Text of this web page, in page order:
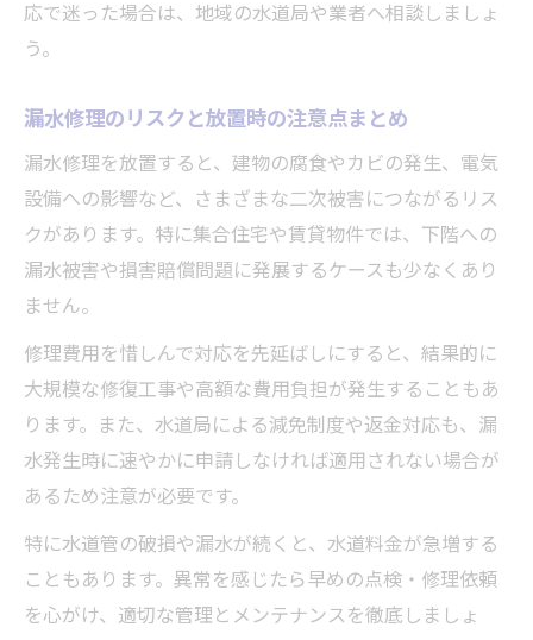
応で迷った場合は、地域の水道局や業者へ相談しましょ
う。
漏水修理のリスクと放置時の注意点まとめ
漏水修理を放置すると、建物の腐食やカビの発生、電気
設備への影響など、さまざまな二次被害につながるリス
クがあります。特に集合住宅や賃貸物件では、下階への
漏水被害や損害賠償問題に発展するケースも少なくあり
ません。
修理費用を惜しんで対応を先延ばしにすると、結果的に
大規模な修復工事や高額な費用負担が発生することもあ
ります。また、水道局による減免制度や返金対応も、漏
水発生時に速やかに申請しなければ適用されない場合が
あるため注意が必要です。
特に水道管の破損や漏水が続くと、水道料金が急増する
こともあります。異常を感じたら早めの点検・修理依頼
を心がけ、適切な管理とメンテナンスを徹底しましょ